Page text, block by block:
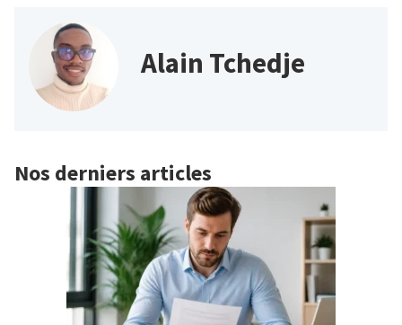
Alain Tchedje
Nos derniers articles